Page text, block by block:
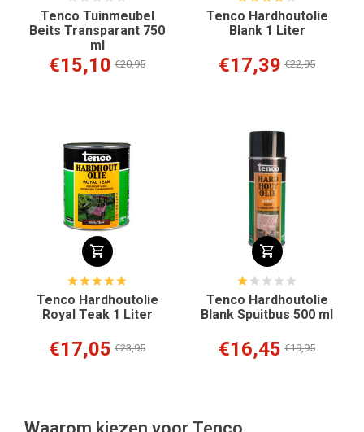
Tenco Tuinmeubel
Beits Transparant 750
ml
€15,10 €20,95
Tenco Hardhoutolie
Blank 1 Liter
€17,39 €22,95
Tenco Hardhoutolie
Royal Teak 1 Liter
€17,05 €23,95
Tenco Hardhoutolie
Blank Spuitbus 500 ml
€16,45 €19,95